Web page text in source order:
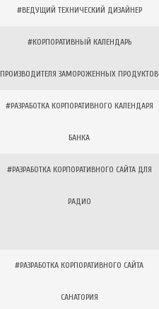
#ВЕДУЩИЙ ТЕХНИЧЕСКИЙ ДИЗАЙНЕР
#КОРПОРАТИВНЫЙ КАЛЕНДАРЬ
ПРОИЗВОДИТЕЛЯ ЗАМОРОЖЕННЫХ ПРОДУКТОВ
#РАЗРАБОТКА КОРПОРАТИВНОГО КАЛЕНДАРЯ
БАНКА
#РАЗРАБОТКА КОРПОРАТИВНОГО САЙТА ДЛЯ
РАДИО
#РАЗРАБОТКА КОРПОРАТИВНОГО САЙТА
САНАТОРИЯ